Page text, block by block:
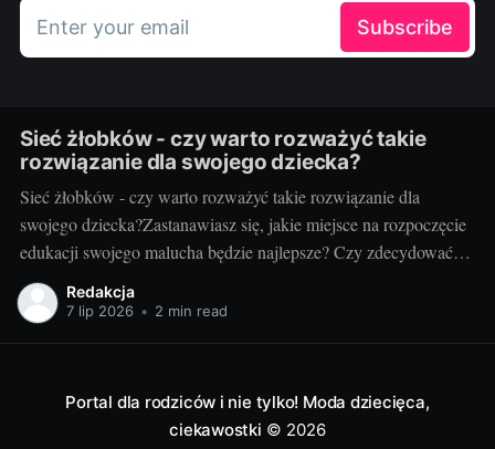
Enter your email Subscribe
Sieć żłobków - czy warto rozważyć takie
rozwiązanie dla swojego dziecka?
Sieć żłobków - czy warto rozważyć takie rozwiązanie dla
swojego dziecka?Zastanawiasz się, jakie miejsce na rozpoczęcie
edukacji swojego malucha będzie najlepsze? Czy zdecydować
się na małą, lokalną placówkę, czy zainwestować w sieć
żłobków? Taki dylemat to codzienność wielu rodziców. Skupmy
Redakcja
7 lip 2026 • 2 min read
Portal dla rodziców i nie tylko! Moda dziecięca,
ciekawostki © 2026